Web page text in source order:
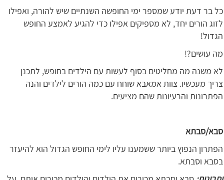
כל בר דעת יודע שמספר ימי החופשה השנתיים שיש להורה, ואפילו
לזוג הורים יחד, לא מספיקים אפילו כדי להגיע לאמצע החופש
הגדול!
מה עושים?!
לא משנה מה מחליטים בסוף לעשות עם הילדים בחופש, לתכנן
צריך מעכשיו. צוות אמאבא שוחח עם כמה הורים לילדים והנה
הפתרונות והרעיונות שהם מציעים.
סבא/סבתא
הפתרון הנפוץ ביותר ששמענו עליו לימי החופש הגדול הוא להיעזר
בסבא וסבתא.